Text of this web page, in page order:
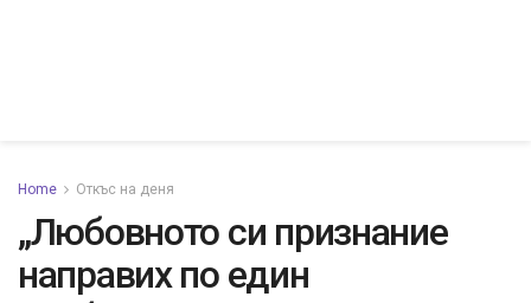
Home Откъс на деня
„Любовното си признание
направих по един